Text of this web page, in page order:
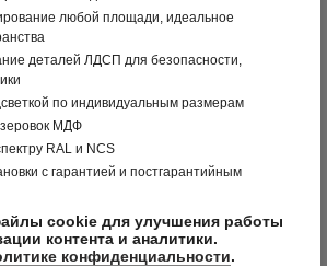
любой площади, идеальное
деталей ЛДСП для безопасности,
по индивидуальным размерам
МДФ
RAL и NCS
с гарантией и постгарантийным
cookie для улучшения работы
контента и аналитики.
конфиденциальности.